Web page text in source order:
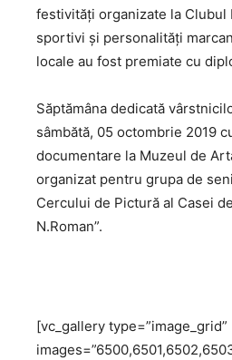
festivități organizate la Clubul
sportivi și personalități
locale au fost premiate cu
Săptămâna dedicată
sâmbătă, 05 octombrie 2019
documentare la Muzeul de
organizat pentru grupa de
Cercului de Pictură al Casei
N.Roman”.
[vc_gallery type=”image_grid”